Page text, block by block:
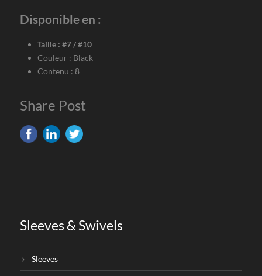
Disponible en :
Taille : #7 / #10
Couleur : Black
Contenu : 8
Share Post
Sleeves & Swivels
Sleeves